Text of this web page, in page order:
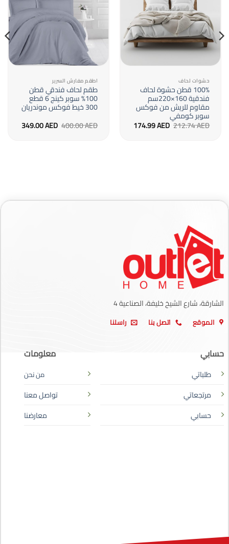
حشوات لحاف
100% قطن حشوة لحاف
فندقية 160×220سم
مقاوم للريش من فوكس
سوبر كومفي
212.74AED السعر
الأصلي174.99AED السعر
اطقم مفارش السرير
طقم لحاف فندقي قطن
100% سوبر كينج 6 قطع
300 خيط فوكس موندريان
400.00AED السعر
الأصلي349.00AED السعر
الحالي
الشارقة، شارع الشيخ خليفة، الصناعية 4
الموقع اتصل بنا راسلنا
حسابي
طلباتي
مرتجعاتي
حسابي
معلومات
من نحن
تواصل معنا
معارضنا